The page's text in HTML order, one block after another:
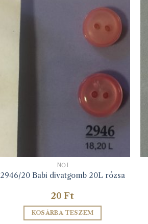
NŐI
2946/20 Babi divatgomb 20L rózsa
20 Ft
KOSÁRBA TESZEM